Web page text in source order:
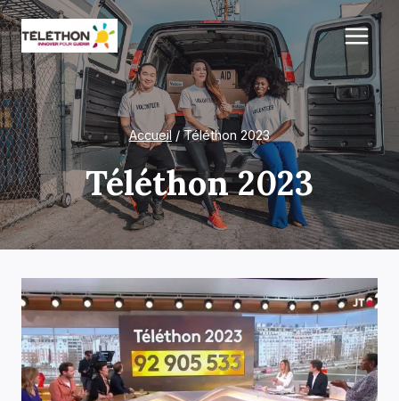
Aller
au
contenu
Accueil / Téléthon 2023
Téléthon 2023